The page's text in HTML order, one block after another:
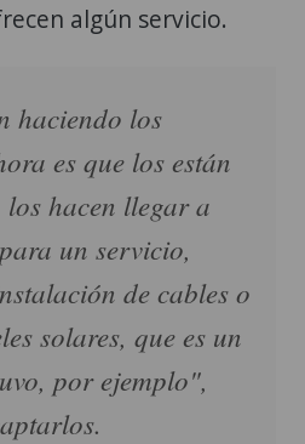
algún servicio.
haciendo los
es que los están
hacen llegar a
un servicio,
de cables o
solares, que es un
por ejemplo",